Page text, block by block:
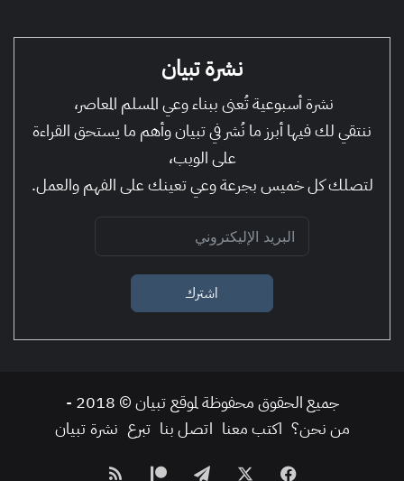
نشرة تبيان
نشرة أسبوعية تُعنى ببناء وعي المسلم المعاصر،
ننتقي لك فيها أبرز ما نُشر في تبيان وأهم ما يستحق القراءة
على الويب،
لتصلك كل خميس بجرعة وعي تعينك على الفهم والعمل.
اشترك
جميع الحقوق محفوظة لموقع تبيان © 2018 -
من نحن؟ اكتب معنا اتصل بنا تبرع نشرة تبيان
فيسبوك
تيلقرام‫Patreonملخص